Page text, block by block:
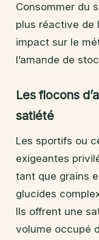
Consommer du
plus réactive de
impact sur le
l’amande de
Les flocons
satiété
Les sportifs ou
exigeantes
tant que grains
glucides
Ils offrent une
volume occupé